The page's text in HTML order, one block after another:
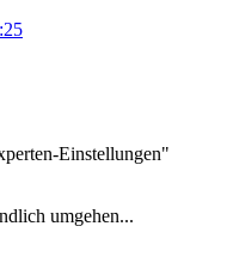
Einstellungen"
umgehen...